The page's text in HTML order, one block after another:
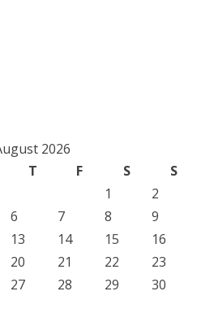
2026
T F S
S
1
2
6 7 8
9
13 14 15
16
20 21 22
23
27 28 29
30